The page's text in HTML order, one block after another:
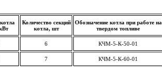
Количество секций
котла, шт
Обозначение котла при работе на
твердом топливе
6 КЧМ-5-К-50-01
7 КЧМ-5-К-60-01